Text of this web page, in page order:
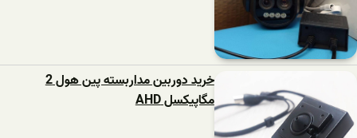
خرید دوربین مداربسته پین هول 2
مگاپیکسل AHD